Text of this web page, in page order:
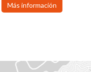
Más información